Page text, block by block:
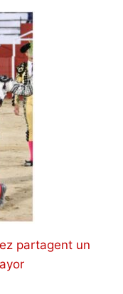
partagent un